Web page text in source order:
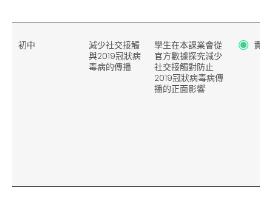
初中
減少社交接觸
與2019冠狀病
毒病的傳播
學生在本課業會從
官方數據探究減少
社交接觸對防止
2019冠狀病毒病傳
播的正面影響
責